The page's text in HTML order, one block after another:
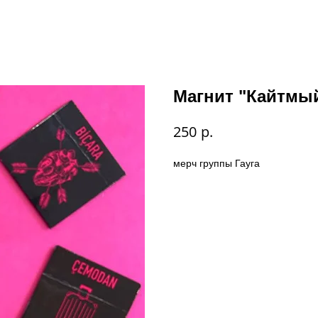
Магнит
250 р.
мерч группы Гауга